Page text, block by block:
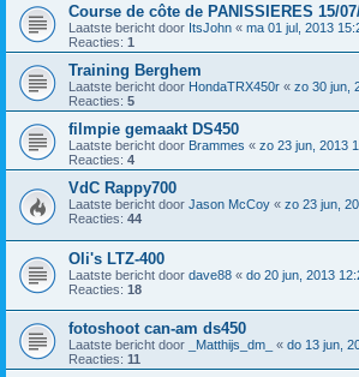
Course de côte de PANISSIERES 15/
Laatste bericht door ItsJohn « ma 01 jul, 2013
Reacties: 1
Training Berghem
Laatste bericht door HondaTRX450r « zo 30 jun,
Reacties: 5
filmpie gemaakt DS450
Laatste bericht door Brammes « zo 23 jun, 2013
Reacties: 4
VdC Rappy700
Laatste bericht door Jason McCoy « zo 23 jun,
Reacties: 44
Oli's LTZ-400
Laatste bericht door dave88 « do 20 jun, 2013
Reacties: 18
fotoshoot can-am ds450
Laatste bericht door _Matthijs_dm_ « do 13 jun,
Reacties: 11